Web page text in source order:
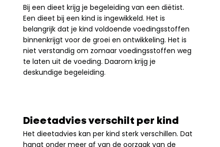
Bij een dieet krijg je begeleiding van een diëtist.
Een dieet bij een kind is ingewikkeld. Het is
belangrijk dat je kind voldoende voedingsstoffen
binnenkrijgt voor de groei en ontwikkeling. Het is
niet verstandig om zomaar voedingsstoffen weg
te laten uit de voeding. Daarom krijg je
deskundige begeleiding.
Dieetadvies verschilt per kind
Het dieetadvies kan per kind sterk verschillen. Dat
hangt onder meer af van de oorzaak van de